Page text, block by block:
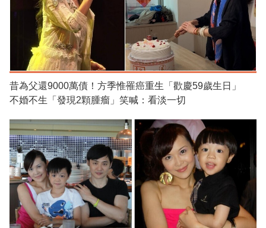
昔為父還9000萬債！方季惟罹癌重生「歡慶59歲生日」
不婚不生「發現2顆腫瘤」笑喊：看淡一切